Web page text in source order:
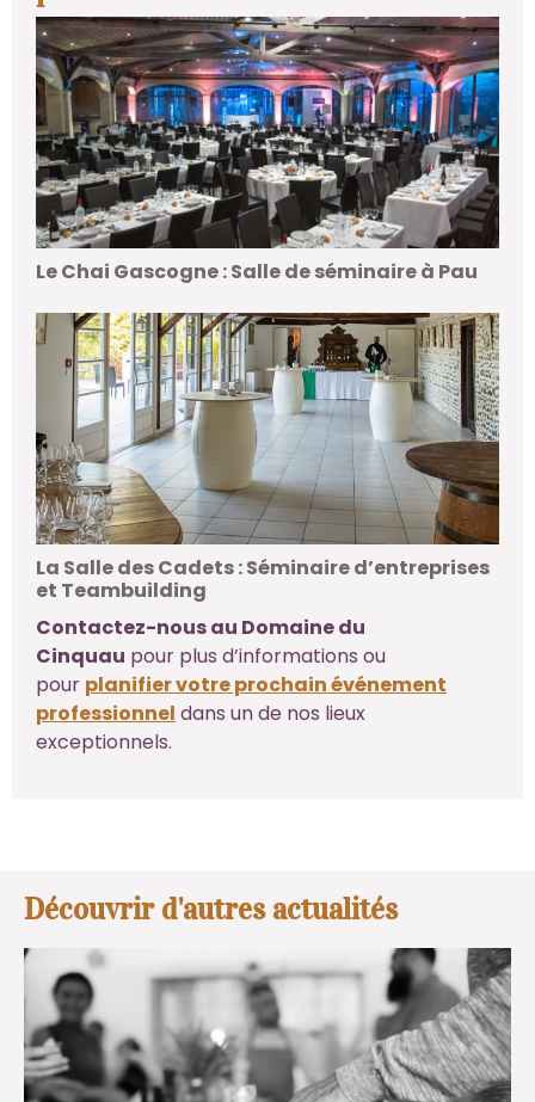
Le Chai Gascogne : Salle de séminaire à Pau
La Salle des Cadets : Séminaire d’entreprises
et Teambuilding
Contactez-nous au Domaine du
Cinquau pour plus d’informations ou
pour planifier votre prochain événement
professionnel dans un de nos lieux
exceptionnels.
Découvrir d'autres actualités